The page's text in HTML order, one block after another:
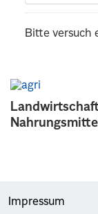
Bitte versuch
Impressum